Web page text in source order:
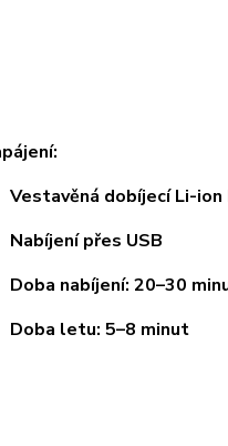
dobíjecí Li-ion
přes USB
nabíjení: 20–30
letu: 5–8 minut